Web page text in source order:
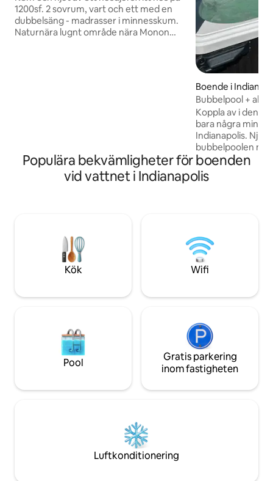
1200sf. 2 sovrum, vart och ett med en
dubbelsäng - madrasser i minnesskum.
Naturnära lugnt område nära Monon
LOKALINVÅNARE. INGEN PARKERING
FÖR HUSBIL, SLÄPVAGN ELLER BUSS.
Boende i
Bubbelpool +
nära centrum
Koppla av i
bara några
Indianapolis. Njut
bubbelpoolen
vattnet och njut
medan båtarna glider
du ett mysigt,
Oavsett om du är
eller utforska
mysiga
som Indy har att
Populära bekvämligheter för boenden
vid vattnet i Indianapolis
Kök Wifi
Pool
Gratis parkering
inom fastigheten
Luftkonditionering